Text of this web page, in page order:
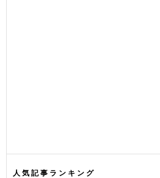
人気記事ランキング